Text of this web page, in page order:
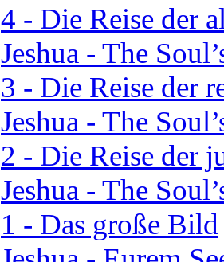
4 - Die Reise der
Jeshua - The
3 - Die Reise der
Jeshua - The
2 - Die Reise der
Jeshua - The
1 - Das große Bild